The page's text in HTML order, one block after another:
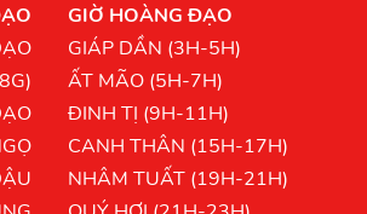
GIỜ HOÀNG ĐẠO
GIÁP DẦN (3H-5H)
ẤT MÃO (5H-7H)
ĐINH TỊ (9H-11H)
CANH THÂN (15H-17H)
NHÂM TUẤT (19H-21H)